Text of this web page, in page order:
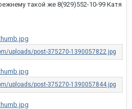
такой же 8(929)552-10-99 Катя